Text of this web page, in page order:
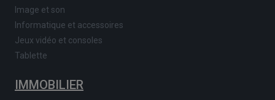
Image et son
Informatique et accessoires
Jeux vidéo et consoles
Tablette
IMMOBILIER